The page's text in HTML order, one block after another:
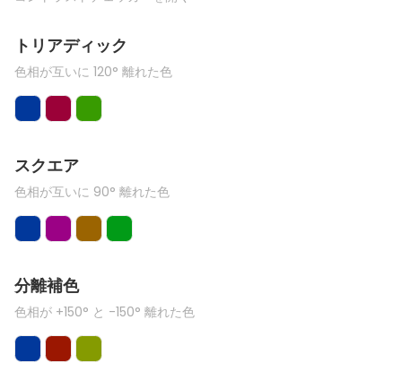
トリアディック
色相が互いに 120° 離れた色
スクエア
色相が互いに 90° 離れた色
分離補色
色相が +150° と -150° 離れた色